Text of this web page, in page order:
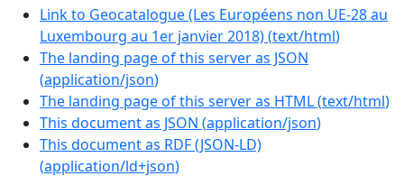
Link to Geocatalogue (Les Européens non UE-28 au
Luxembourg au 1er janvier 2018)(text/html)
The landing page of this server as JSON
(application/json)
The landing page of this server as HTML(text/html)
This document as JSON (application/json)
This document as RDF (JSON-LD)
(application/ld+json)